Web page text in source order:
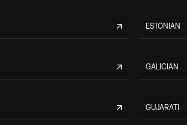
ESTONIAN
GALICIAN
GUJARATI